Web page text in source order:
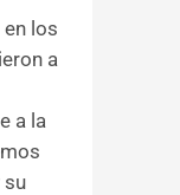
los
a
a la
su